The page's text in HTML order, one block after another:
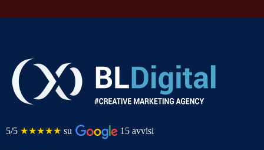
5/5 ★★★★★ su 15 avvisi